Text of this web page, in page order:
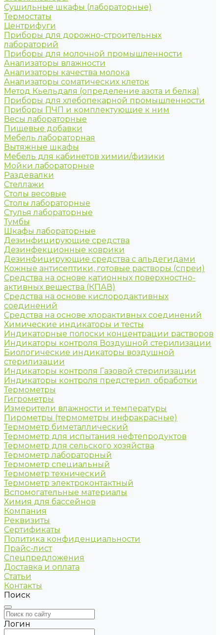
Сушильные шкафы (лабораторные)
Термостаты
Центрифуги
Приборы для дорожно-строительных
лабораторий
Приборы для молочной промышленности
Анализаторы влажности
Анализаторы качества молока
Анализаторы соматических клеток
Метод Кьельдаля (определение азота и белка)
Приборы для хлебопекарной промышленности
Приборы ПЧП и комплектующие к ним
Весы лабораторные
Пищевые добавки
Мебель лабораторная
Вытяжные шкафы
Мебель для кабинетов химии/физики
Мойки лабораторные
Раздевалки
Стеллажи
Столы весовые
Столы лабораторные
Стулья лабораторные
Тумбы
Шкафы лабораторные
Дезинфицирующие средства
Дезинфекционные коврики
Дезинфицирующие средства с альдегидами
Кожные антисептики, готовые растворы (спреи)
Средства на основе катионных поверхностно-
активных вещества (КПАВ)
Средства на основе кислородактивных
соединений
Средства на основе хлорактивных соединений
Химические индикаторы и тесты
Индикаторные полоски концентрации растворов
Индикаторы контроля Воздушной стерилизации
Биологические индикаторы воздушной
стерилизации
Индикаторы контроля Газовой стерилизации
Индикаторы контроля предстерил. обработки
Термометры
Гигрометры
Измерители влажности и температуры
Пирометры (термометры инфракрасные)
Термометр биметаллический
Термометр для испытания нефтепродуктов
Термометр для сельского хозяйства
Термометр лабораторный
Термометр специальный
Термометр технический
Термометр электроконтактный
Вспомогательные материалы
Химия для бассейнов
Компания
Реквизиты
Сертификаты
Политика конфиденциальности
Прайс-лист
Спецпредложения
Доставка и оплата
Статьи
Контакты
Поиск
Логин